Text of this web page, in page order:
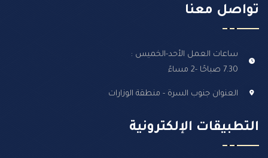
تواصل معنا
ساعات العمل الأحد-الخميس :
7.30 صباحًا -2 مساءً
العنوان جنوب السرة - منطقة الوزارات
التطبيقات الإلكترونية